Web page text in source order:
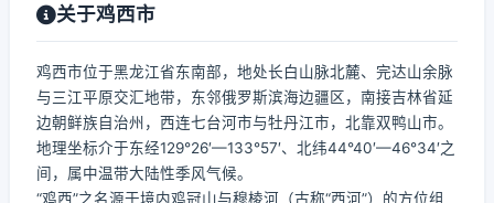
关于鸡西市
鸡西市位于黑龙江省东南部，地处长白山脉北麓、完达山余脉
与三江平原交汇地带，东邻俄罗斯滨海边疆区，南接吉林省延
边朝鲜族自治州，西连七台河市与牡丹江市，北靠双鸭山市。
地理坐标介于东经129°26′—133°57′、北纬44°40′—46°34′之
间，属中温带大陆性季风气候。
“鸡西”之名源于境内鸡冠山与穆棱河（古称“西河”）的方位组